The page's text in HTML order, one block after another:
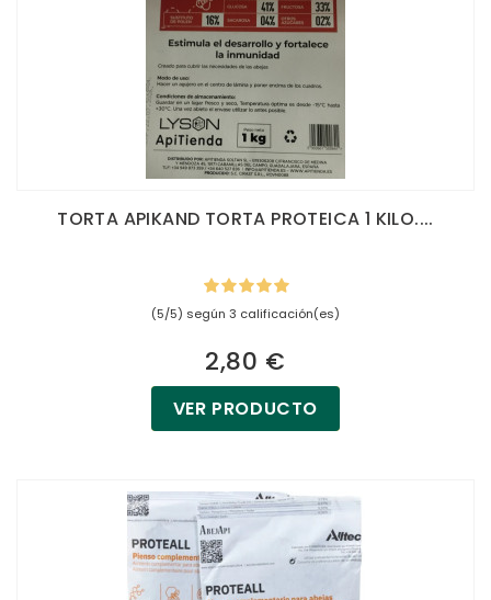
TORTA APIKAND TORTA PROTEICA 1 KILO....
(5/5) según 3 calificación(es)
2,80 €
VER PRODUCTO